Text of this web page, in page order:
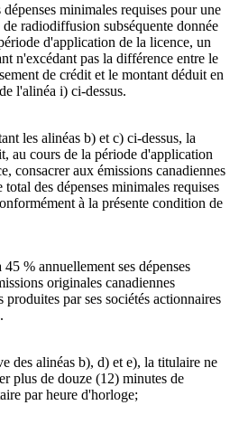
dépenses minimales requises pour une
de radiodiffusion subséquente donnée
d'application de la licence, un
n'excédant pas la différence entre le
de crédit et le montant déduit en
l'alinéa i) ci-dessus.
les alinéas b) et c) ci-dessus, la
au cours de la période d'application
consacrer aux émissions canadiennes
total des dépenses minimales requises
à la présente condition de
% annuellement ses dépenses
originales canadiennes
produites par ses sociétés actionnaires
des alinéas b), d) et e), la titulaire ne
plus de douze (12) minutes de
par heure d'horloge;